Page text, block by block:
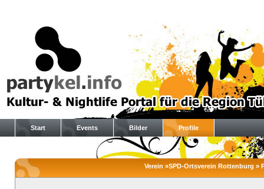
Start Events Bilder Profile
Verein »SPD-Ortsverein Rottenburg »